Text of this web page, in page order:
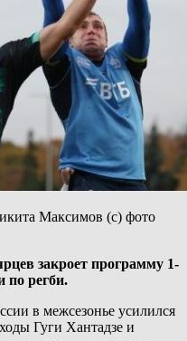
Максимов (с) фото
закроет программу 1-
по регби.
в межсезонье усилился
Гуги Хантадзе и